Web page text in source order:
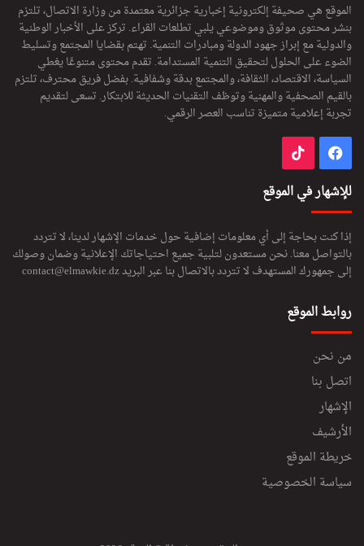
الموقع هي صحيفة إلكترونية إخبارية جزائرية معتمدة من وزارة الاتصال، تلتزم
بنشر محتوى موثوق وموضوعي يلبي تطلعات القراء. تركز على الأخبار الوطنية
والدولية مع إبراز جهود الدولة ومبادرات التنمية. تهتم بقضايا المجتمع وتسليط
الضوء على الحلول لتحقيق التنمية المستدامة. تقدم محتوى متنوعًا يغطي
السياسة، الاقتصاد، الثقافة، والمجتمع بدقة وشفافية. بفضل فريق محترف، تلتزم
بالقيم الصحفية والمهنية وتوظف التقنيات الحديثة للابتكار. تسعى لتقديم
تجربة إعلامية متميزة تناسب العصر الرقمي.
فيسبوك
للإشهار في الموقع
إذا كنت بحاجة إلى أي معلومات إضافية حول خدمات الإشهار لدينا، لا تتردد
بالتواصل معنا. نحن مستعدون لتلبية جميع احتياجاتك الإعلانية وضمان وصولك
إلى جمهورك المستهدف لا تتردد بالاتصال بنا عبر البريدcontact@elmawkie.dz
روابط الموقع
من نحن
اتصل بنا
الإشهار
الأرشيف
خريطة الموقع
سياسة الخصوصية